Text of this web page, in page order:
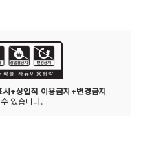
+상업적 이용금지+변경금지
있습니다.